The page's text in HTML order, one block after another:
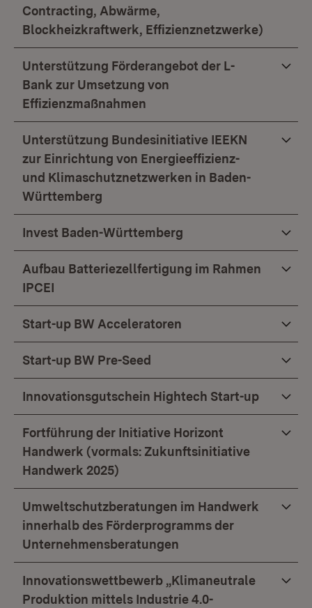
Contracting, Abwärme,
Blockheizkraftwerk, Effizienznetzwerke)
Unterstützung Förderangebot der L-
Bank zur Umsetzung von
Effizienzmaßnahmen
Unterstützung Bundesinitiative IEEKN
zur Einrichtung von Energieeffizienz-
und Klimaschutznetzwerken in Baden-
Württemberg
Invest Baden-Württemberg
Aufbau Batteriezellfertigung im Rahmen
IPCEI
Start-up BW Acceleratoren
Start-up BW Pre-Seed
Innovationsgutschein Hightech Start-up
Fortführung der Initiative Horizont
Handwerk (vormals: Zukunftsinitiative
Handwerk 2025)
Umweltschutzberatungen im Handwerk
innerhalb des Förderprogramms der
Unternehmensberatungen
Innovationswettbewerb „Klimaneutrale
Produktion mittels Industrie 4.0-